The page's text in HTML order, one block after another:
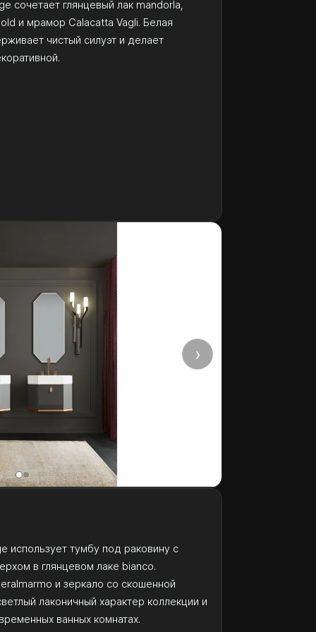
сочетает глянцевый лак mandorla,
и мрамор Calacatta Vagli. Белая
чистый силуэт и делает
›
использует тумбу под раковину с
в глянцевом лаке bianco.
и зеркало со скошенной
лаконичный характер коллекции и
ванных комнатах.